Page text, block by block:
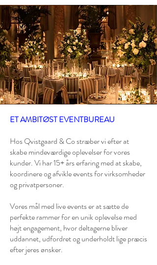
ET AMBITØST EVENTBUREAU
Hos Qvistgaard & Co stræber vi efter at
skabe mindeværdige oplevelser for vores
kunder. Vi har 15+ års erfaring med at skabe,
koordinere og afvikle events for virksomheder
og privatpersoner.
Vores mål med live events er at sætte de
perfekte rammer for en unik oplevelse med
højt engagement, hvor deltagerne bliver
uddannet, udfordret og underholdt lige præcis
efter jeres ønsker.